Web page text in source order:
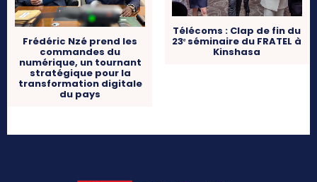
Frédéric Nzé prend les
commandes du
numérique, un tournant
stratégique pour la
transformation digitale
du pays
Télécoms : Clap de fin du
23ᵉ séminaire du FRATEL à
Kinshasa